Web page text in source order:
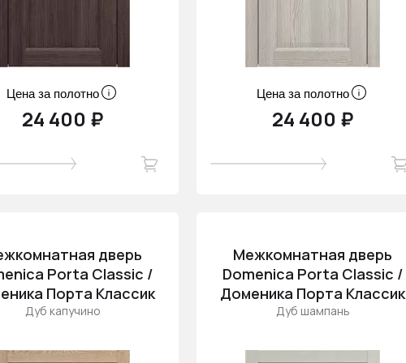
Цена за полотно
24 400 ₽
Цена за полотно
24 400 ₽
дверь
Porta Classic /
Порта Классик
Дуб капучино
Межкомнатная дверь
Domenica Porta Classic /
Доменика Порта Классик
Дуб шампань